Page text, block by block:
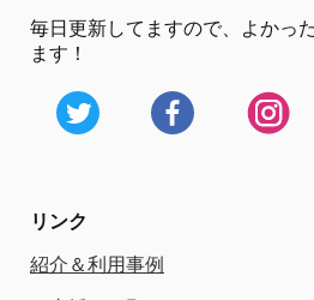
毎日更新してますので、
よかっ
ます！
リンク
紹介＆利用事例